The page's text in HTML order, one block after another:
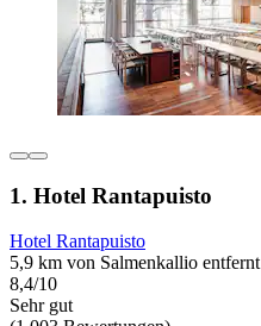
1. Hotel Rantapuisto
Hotel Rantapuisto
5,9 km von Salmenkallio entfernt
8,4/10
Sehr gut